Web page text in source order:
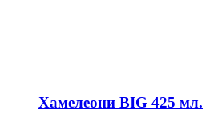
Хамелеони BIG 425 мл.